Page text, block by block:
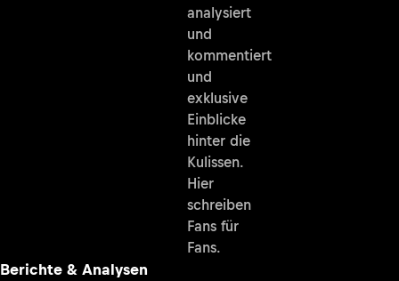
analysiert
und
kommentiert
und
exklusive
Einblicke
hinter die
Kulissen.
Hier
schreiben
Fans für
Fans.
Berichte & Analysen